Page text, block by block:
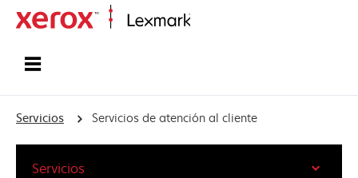
Servicios Servicios de atención al cliente
Servicios